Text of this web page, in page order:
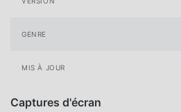
GENRE
MIS À JOUR
Captures d'écran